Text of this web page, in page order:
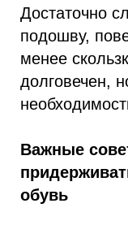
Достаточно
подошву,
менее
долговечен,
Важные
обувь